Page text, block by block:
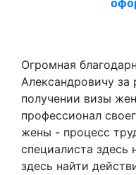
Огромная
Александровичу
получении визы
профессионал
жены - процесс
специалиста здесь
здесь найти